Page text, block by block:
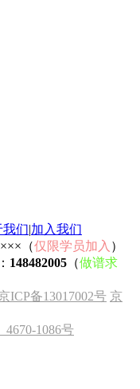
我们|加入我们
（仅限学员加入 ）
148482005 （做谱求
ICP备13017002号 京
4670-1086号